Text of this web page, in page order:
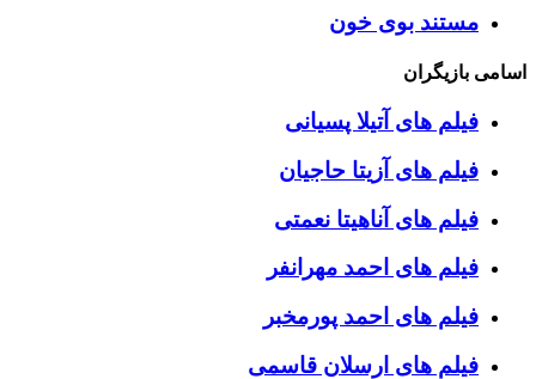
مستند بوی خون
اسامی بازیگران
فیلم های آتیلا پسیانی
فیلم های آزیتا حاجیان
فیلم های آناهیتا نعمتی
فیلم های احمد مهرانفر
فیلم های احمد پورمخبر
فیلم های ارسلان قاسمی